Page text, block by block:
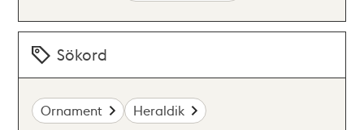
Sökord
Ornament Heraldik